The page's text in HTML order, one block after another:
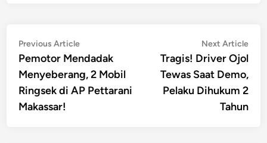
Post
navigation
Previous ArticlePrevious
article:
Pemotor Mendadak
Menyeberang, 2 Mobil
Ringsek di AP Pettarani
Makassar!
Next Article
Tragis! Driver Ojol
Tewas Saat Demo,
Pelaku Dihukum 2
Tahun